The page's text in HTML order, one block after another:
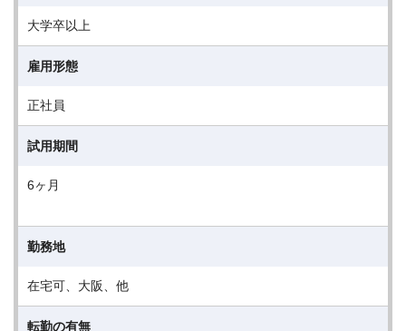
大学卒以上
雇用形態
正社員
試用期間
6ヶ月
勤務地
在宅可、大阪、他
転勤の有無